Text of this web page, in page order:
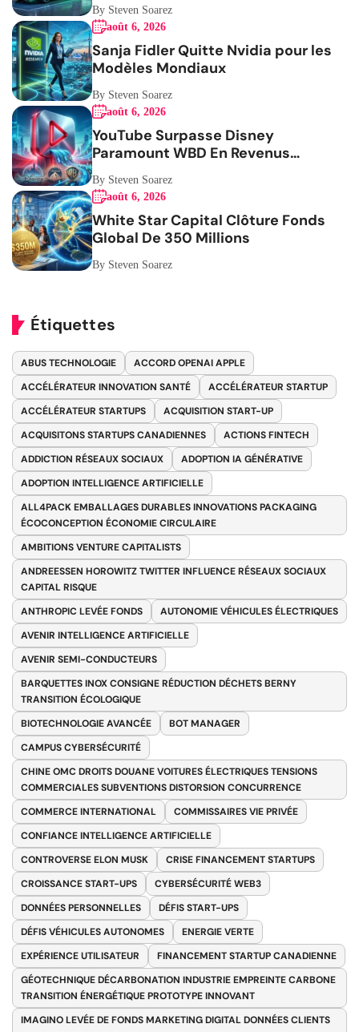
By Steven Soarez
août 6, 2026
Sanja Fidler Quitte Nvidia pour les
Modèles Mondiaux
By Steven Soarez
août 6, 2026
YouTube Surpasse Disney
Paramount WBD En Revenus
Publicitaires
By Steven Soarez
août 6, 2026
White Star Capital Clôture Fonds
Global De 350 Millions
By Steven Soarez
Étiquettes
ABUS TECHNOLOGIE
ACCORD OPENAI APPLE
ACCÉLÉRATEUR INNOVATION SANTÉ
ACCÉLÉRATEUR STARTUP
ACCÉLÉRATEUR STARTUPS
ACQUISITION START-UP
ACQUISITONS STARTUPS CANADIENNES
ACTIONS FINTECH
ADDICTION RÉSEAUX SOCIAUX
ADOPTION IA GÉNÉRATIVE
ADOPTION INTELLIGENCE ARTIFICIELLE
ALL4PACK EMBALLAGES DURABLES INNOVATIONS PACKAGING
ÉCOCONCEPTION ÉCONOMIE CIRCULAIRE
AMBITIONS VENTURE CAPITALISTS
ANDREESSEN HOROWITZ TWITTER INFLUENCE RÉSEAUX SOCIAUX
CAPITAL RISQUE
ANTHROPIC LEVÉE FONDS
AUTONOMIE VÉHICULES ÉLECTRIQUES
AVENIR INTELLIGENCE ARTIFICIELLE
AVENIR SEMI-CONDUCTEURS
BARQUETTES INOX CONSIGNE RÉDUCTION DÉCHETS BERNY
TRANSITION ÉCOLOGIQUE
BIOTECHNOLOGIE AVANCÉE
BOT MANAGER
CAMPUS CYBERSÉCURITÉ
CHINE OMC DROITS DOUANE VOITURES ÉLECTRIQUES TENSIONS
COMMERCIALES SUBVENTIONS DISTORSION CONCURRENCE
COMMERCE INTERNATIONAL
COMMISSAIRES VIE PRIVÉE
CONFIANCE INTELLIGENCE ARTIFICIELLE
CONTROVERSE ELON MUSK
CRISE FINANCEMENT STARTUPS
CROISSANCE START-UPS
CYBERSÉCURITÉ WEB3
DONNÉES PERSONNELLES
DÉFIS START-UPS
DÉFIS VÉHICULES AUTONOMES
ENERGIE VERTE
EXPÉRIENCE UTILISATEUR
FINANCEMENT STARTUP CANADIENNE
GÉOTECHNIQUE DÉCARBONATION INDUSTRIE EMPREINTE CARBONE
TRANSITION ÉNERGÉTIQUE PROTOTYPE INNOVANT
IMAGINO LEVÉE DE FONDS MARKETING DIGITAL DONNÉES CLIENTS